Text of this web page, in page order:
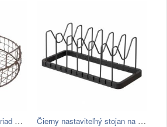
Kovový odkvapávač na riad Antic Line Čierny nastaviteľný stojan na pokrievky…